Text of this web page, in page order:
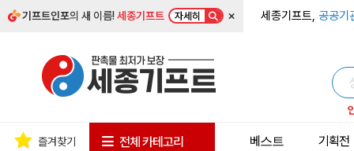
기프트인포의 새 이름!세종기프트 자세히 × 세종기프트, 공공기
즐겨찾기 전체 카테고리
베스트
기획전